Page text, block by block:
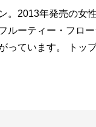
。2013年発売の女
ルーティー・フロ
っています。 トッ